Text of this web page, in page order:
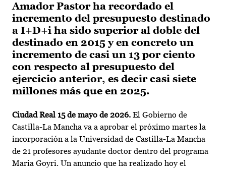
Amador Pastor ha recordado el
incremento del presupuesto destinado
a I+D+i ha sido superior al doble del
destinado en 2015 y en concreto un
incremento de casi un 13 por ciento
con respecto al presupuesto del
ejercicio anterior, es decir casi siete
millones más que en 2025.
Ciudad Real 15 de mayo de 2026. El Gobierno de
Castilla-La Mancha va a aprobar el próximo martes la
incorporación a la Universidad de Castilla-La Mancha
de 21 profesores ayudante doctor dentro del programa
Maria Goyri. Un anuncio que ha realizado hoy el